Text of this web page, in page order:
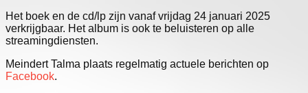
Het boek en de cd/lp zijn vanaf vrijdag 24 januari 2025
verkrijgbaar. Het album is ook te beluisteren op alle
streamingdiensten.
Meindert Talma plaats regelmatig actuele berichten op
Facebook.